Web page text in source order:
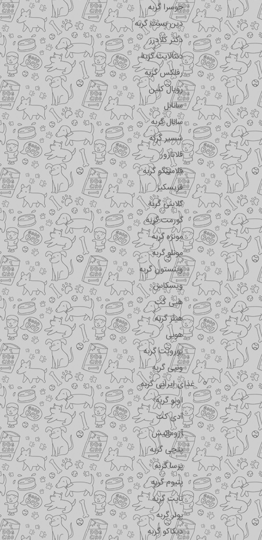
جوسرا گربه
دین بست گربه
دکتر کلادرز
دنتالایت گربه
رفلکس گربه
رویال کنین
سانابل
سانال گربه
شسیر گربه
فلاتازور
فلامینگو گربه
فریسکیز
کلاینی گربه
گورمت گربه
مونژه گربه
مونلو گربه
وینستون گربه
ویسکاس
هپی کت
هیلز گربه
هوبی
یوروپت گربه
ونپی گربه
غذای ایرانی گربه
اونو گربه
آدی کت
آروماتیش
پتچی گربه
پرسا گربه
پتیوم گربه
تاپت گربه
پولر گربه
دیکاکو گربه